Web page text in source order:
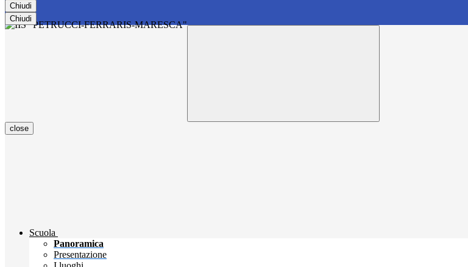
Chiudi
Chiudi
close
Scuola
Panoramica
Presentazione